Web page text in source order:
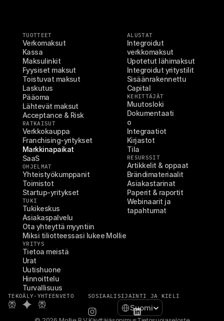
TUOTTEET
Verkomaksut
Kassa
Maksulinkit
Fyysiset maksut
Toistuvat maksut
Laskutus
Pääoma
Lähtevät maksut
Acceptance & Risk
RATKAISUT
Verkkokauppa
Franchising-yritykset
Markkinapaikat
SaaS
OHJELMAT
Yhteistyökumppanit
Toimistot
Startup-yritykset
TUKI
Tukikeskus
Asiakaspalvelu
Ota yhteyttä myyntiin
Miksi tiliotteessasi lukee Mollie
YRITYS
Tietoa meistä
Urat
Uutishuone
Hinnoittelu
Turvallisuus
ALUSTAT
Integroidut
verkkomaksut
Upotetut lähimaksut
Integroidut yritystilit
Sisäänrakennettu
Capital
KEHITTÄJÄT
Muutosloki
Dokumentaati
o
Integraatiot
Kirjastot
Tila
RESURSSIT
Artikkelit & oppaat
Brändimateriaalit
Asiakastarinat
Paperit & raportit
Webinaarit ja
tapahtumat
TEKOÄLY-YHTEENVETO SOSIAALISIJAINTI JA KIELI
Select Language
Suomi